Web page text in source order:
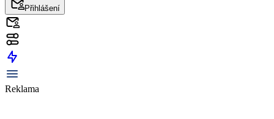
Přihlášení
Reklama